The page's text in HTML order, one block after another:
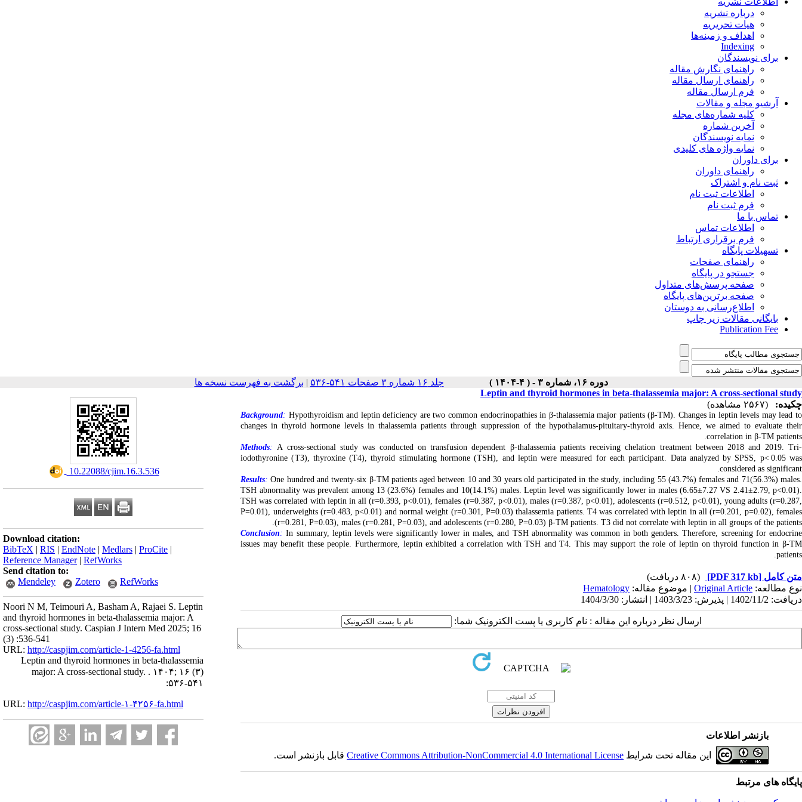
درباره نشریه
هیات تحریریه
اهداف و زمینه‌ها
Indexing
برای نویسندگان
راهنمای نگارش مقاله
راهنمای ارسال مقاله
فرم ارسال مقاله
آرشیو مجله و مقالات
کلیه شماره‌های مجله
آخرین شماره
نمایه نویسندگان
نمایه واژه های کلیدی
برای داوران
راهنمای داوران
ثبت نام و اشتراک
اطلاعات ثبت نام
فرم ثبت نام
تماس با ما
اطلاعات تماس
فرم برقراری ارتباط
تسهیلات پایگاه
راهنمای صفحات
جستجو در پایگاه
صفحه پرسش‌های متداول
صفحه برترین‌های پایگاه
اطلاع‌رسانی به دوستان
بایگانی مقالات زیر چاپ
Publication Fee
دوره ۱۶، شماره ۳ - ( ۴-۱۴۰۴ ) جلد ۱۶ شماره ۳ صفحات ۵۴۱-۵۳۶ | برگشت به فهرست نسخه ها
‎ 10.22088/cjim.16.3.536
Download citation:
BibTeX | RIS | EndNote | Medlars | ProCite |
Reference Manager| RefWorks
Send citation to:
Mendeley
Zotero RefWorks
Noori N M, Teimouri A, Basham A, Rajaei S. Leptin
and thyroid hormones in beta-thalassemia major: A
cross-sectional study. Caspian J Intern Med 2025; 16
(3) :536-541
URL: http://caspjim.com/article-1-4256-fa.html
Leptin and thyroid hormones in beta-thalassemia
major: A cross-sectional study. . ۱۴۰۴; ۱۶ (۳)
:۵۳۶-۵۴۱
URL: http://caspjim.com/article-۱-۴۲۵۶-fa.html
Leptin and thyroid hormones in beta-thalassemia major: A cross-sectional study
چکیده:
(۲۵۶۷ مشاهده)
Background: Hypothyroidism and leptin deficiency are two common endocrinopathies in β-thalassemia major patients (β-TM). Changes in leptin levels may lead to
changes in thyroid hormone levels in thalassemia patients through suppression ofthe hypothalamus-pituitary-thyroid axis. Hence, we aimed to evaluate their
correlation in β-TM patients.
Methods: A cross-sectional study was conducted on transfusion dependent β-thalassemia patients receiving chelation treatment between 2018 and 2019. Tri-
iodothyronine (T3), thyroxine (T4),thyroid stimulating hormone (TSH), and leptinwere measured for each participant. Data analyzed by SPSS, p< 0.05 was
considered as significant
.
Results: One hundred and twenty-six β-TM patients aged between 10 and 30 years old participated in the study, including 55 (43.7%) females and 71(56.3%) males.
TSH abnormality was prevalent among 13 (23.6%) females and 10(14.1%) males. Leptin level was significantly lower in males (6.65±7.27 VS 2.41±2.79, p<0.01).
TSH was correlated with leptin in all (r=0.393, p<0.01), females (r=0.387, p<0.01), males (r=0.387, p<0.01), adolescents (r=0.512, p<0.01), young adults (r=0.287,
P=0.01), underweights (r=0.483, p<0.01) and normal weight (r=0.301, P=0.03) thalassemia patients. T4 was correlated with leptin in all (r=0.201, p=0.02), females
(r=0.281, P=0.03), males (r=0.281, P=0.03), and adolescents (r=0.280, P=0.03) β-TM patients. T3 did not correlate with leptin in all groups of the patients.
Conclusion: In summary, leptin levels were significantly lower in males, and TSH abnormality wascommon in both genders. Therefore, screening for endocrine
issues may benefit these people. Furthermore, leptin exhibited a correlation with TSH and T4. This may support the role of leptin onthyroid function in β-TM
patients
.
متن کامل [PDF 317 kb]
(۸۰۸ دریافت)
نوع مطالعه: Original Article | موضوع مقاله: Hematology
دریافت: 1402/11/2 | پذیرش: 1403/3/23 | انتشار: 1404/3/30
ارسال نظر درباره این مقاله : نام کاربری یا پست الکترونیک شما:
بازنشر اطلاعات
این مقاله تحت شرایط Creative Commons Attribution-NonCommercial 4.0 International Licenseقابل بازنشر است.
پایگاه های مرتبط